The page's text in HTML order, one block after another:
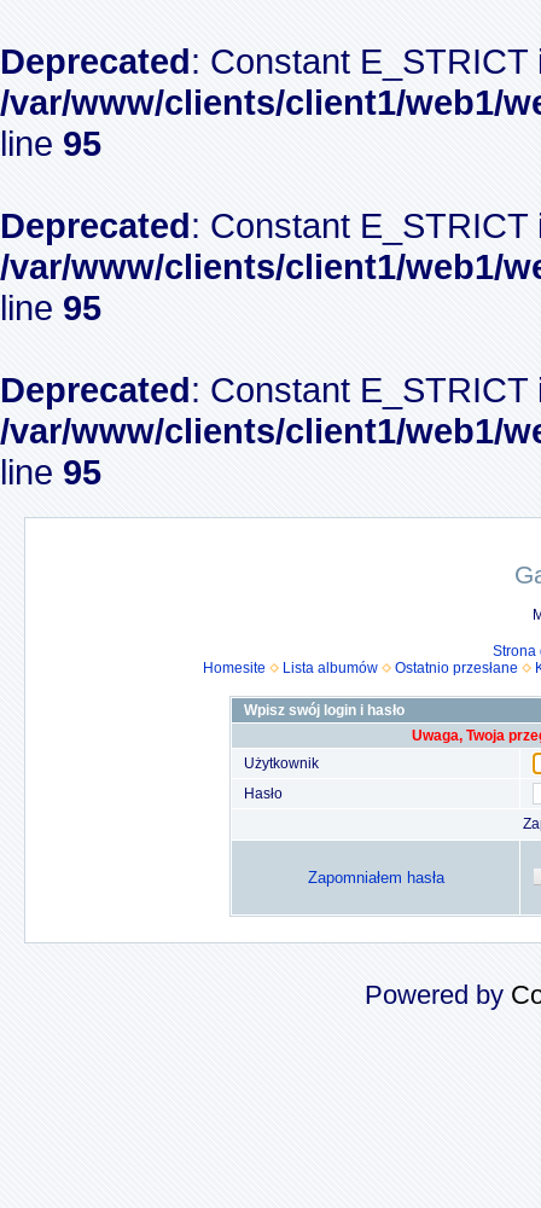
Deprecated: Constant
/var/www/clients/client1/web1/
line 95
Deprecated: Constant
/var/www/clients/client1/web1/
line 95
Deprecated: Constant
/var/www/clients/client1/web1/
line 95
Strona
Homesite
Lista albumów Ostatnio przesłane
Wpisz swój login i hasło
Uwaga, Twoja
Użytkownik
Hasło
Zapomniałem hasła
Powered by